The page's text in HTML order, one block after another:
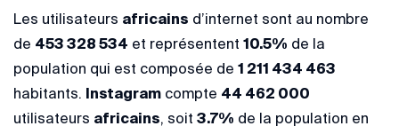
Les utilisateurs africains d’internet sont au nombre
de 453 328 534 et représentent 10.5% de la
population qui est composée de 1 211 434 463
habitants. Instagram compte 44 462 000
utilisateurs africains, soit 3.7% de la population en